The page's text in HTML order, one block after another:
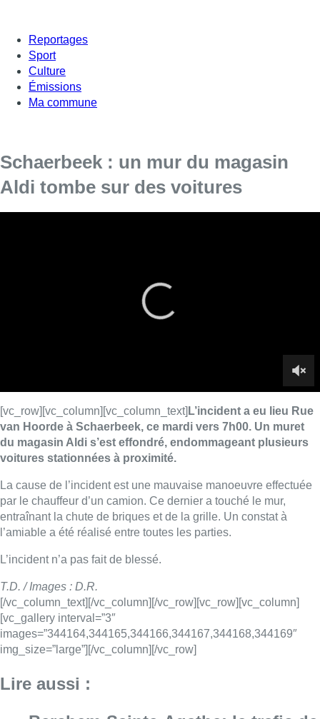
Reportages
Sport
Culture
Émissions
Ma commune
Schaerbeek : un mur du magasin
Aldi tombe sur des voitures
La cause de l’incident est une mauvaise manoeuvre effectuée
par le chauffeur d’un camion. Ce dernier a touché le mur,
T.D. / Images : D.R.
[/vc_column_text][/vc_column][/vc_row][vc_row][vc_column]
[vc_gallery interval=”3″
images=”344164,344165,344166,344167,344168,344169″
img_size=”large”][/vc_column][/vc_row]
Lire aussi :
Berchem-Sainte-Agathe: le trafic de
la ligne 9 a repris après le
déraillement d’un tram